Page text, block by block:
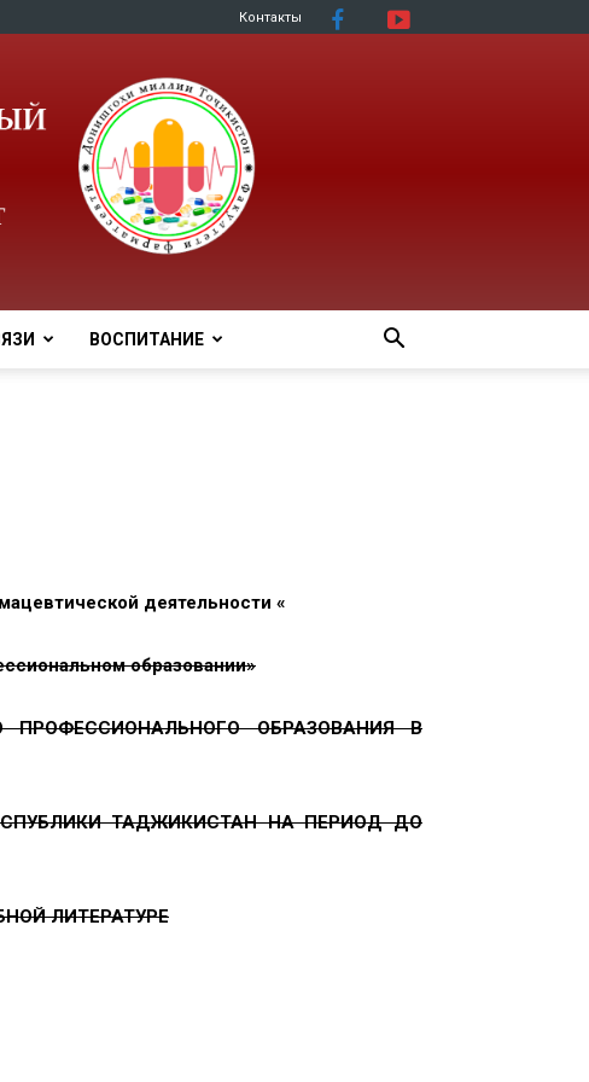
Контакты
ВОСПИТАНИЕ
деятельности «
образовании»
ОБРАЗОВАНИЯ В
ТАДЖИКИСТАН НА ПЕРИОД ДО
ЛИТЕРАТУРЕ